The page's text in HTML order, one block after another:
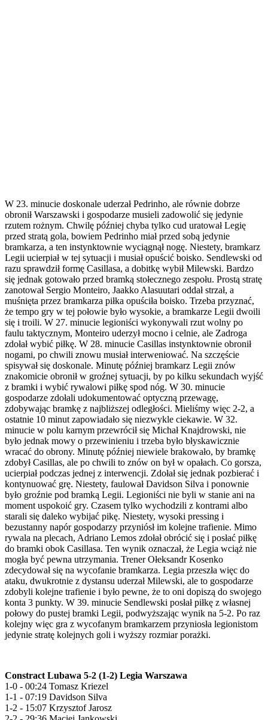
W 23. minucie doskonale uderzał Pedrinho, ale równie dobrze
obronił Warszawski i gospodarze musieli zadowolić się jedynie
rzutem rożnym. Chwilę później chyba tylko cud uratował Legię
przed stratą gola, bowiem Pedrinho miał przed sobą jedynie
bramkarza, a ten instynktownie wyciągnął nogę. Niestety, bramkarz
Legii ucierpiał w tej sytuacji i musiał opuścić boisko. Sendlewski od
razu sprawdził formę Casillasa, a dobitkę wybił Milewski. Bardzo
się jednak gotowało przed bramką stołecznego zespołu. Prostą stratę
zanotował Sergio Monteiro, Jaakko Alasuutari oddał strzał, a
muśnięta przez bramkarza piłka opuściła boisko. Trzeba przyznać,
że tempo gry w tej połowie było wysokie, a bramkarze Legii dwoili
się i troili. W 27. minucie legioniści wykonywali rzut wolny po
faulu taktycznym, Monteiro uderzył mocno i celnie, ale Zadroga
zdołał wybić piłkę. W 28. minucie Casillas instynktownie obronił
nogami, po chwili znowu musiał interweniować. Na szczęście
spisywał się doskonale. Minutę później bramkarz Legii znów
znakomicie obronił w groźnej sytuacji, by po kilku sekundach wyjść
z bramki i wybić rywalowi piłkę spod nóg. W 30. minucie
gospodarze zdołali udokumentować optyczną przewagę,
zdobywając bramkę z najbliższej odległości. Mieliśmy więc 2-2, a
ostatnie 10 minut zapowiadało się niezwykle ciekawie. W 32.
minucie w polu karnym przewrócił się Michał Knajdrowski, nie
było jednak mowy o przewinieniu i trzeba było błyskawicznie
wracać do obrony. Minutę później niewiele brakowało, by bramkę
zdobył Casillas, ale po chwili to znów on był w opałach. Co gorsza,
ucierpiał podczas jednej z interwencji. Zdołał się jednak pozbierać i
kontynuować grę. Niestety, faulował Davidson Silva i ponownie
było groźnie pod bramką Legii. Legioniści nie byli w stanie ani na
moment uspokoić gry. Czasem tylko wychodzili z kontrami albo
starali się daleko wybijać pikę. Niestety, wysoki pressing i
bezustanny napór gospodarzy przyniósł im kolejne trafienie. Mimo
rywala na plecach, Adriano Lemos zdołał obrócić się i posłać piłkę
do bramki obok Casillasa. Ten wynik oznaczał, że Legia wciąż nie
mogła być pewna utrzymania. Trener Ołeksandr Kosenko
zdecydował się na wycofanie bramkarza. Legia przeszła więc do
ataku, dwukrotnie z dystansu uderzał Milewski, ale to gospodarze
zdobyli kolejne trafienie i było pewne, że to oni dopiszą do swojego
konta 3 punkty. W 39. minucie Sendlewski posłał piłkę z własnej
połowy do pustej bramki Legii, podwyższając wynik na 5-2. Po raz
kolejny więc gra z wycofanym bramkarzem przyniosła legionistom
jedynie stratę kolejnych goli i wyższy rozmiar porażki.
Constract Lubawa 5-2 (1-2) Legia Warszawa
1-0 - 00:24 Tomasz Kriezel
1-1 - 07:19 Davidson Silva
1-2 - 15:07 Krzysztof Jarosz